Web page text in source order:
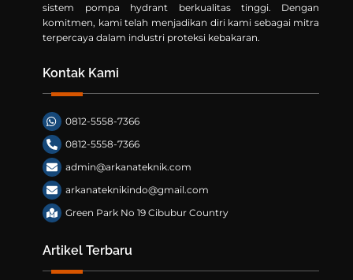
sistem pompa hydrant berkualitas tinggi. Dengan
komitmen, kami telah menjadikan diri kami sebagai mitra
terpercaya dalam industri proteksi kebakaran.
Kontak Kami
0812-5558-7366
0812-5558-7366
admin@arkanateknik.com
arkanateknikindo@gmail.com
Green Park No 19 Cibubur Country
Artikel Terbaru